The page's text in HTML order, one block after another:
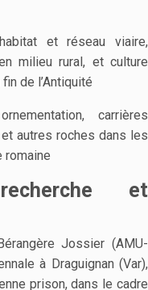
et réseau viaire,
milieu rural, et culture
de l’Antiquité
carrières
autres roches dans les
romaine
et
Jossier (AMU-
à Draguignan (Var),
prison, dans le cadre